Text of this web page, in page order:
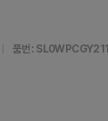
품번 : SL0WPCGY211